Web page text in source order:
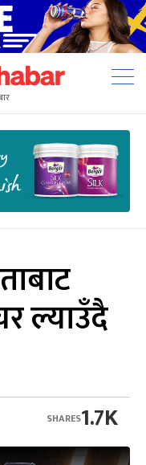
ल्याउँदै
1.7K
SHARES